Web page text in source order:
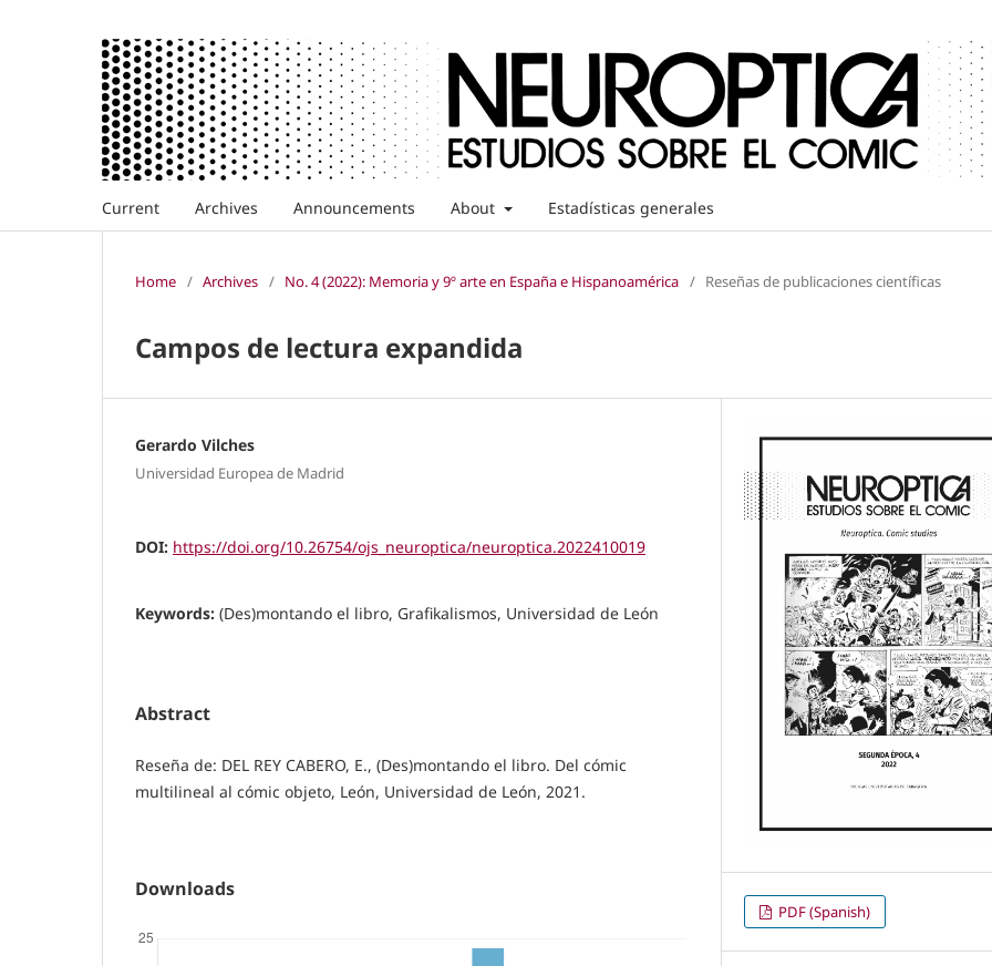
Current Archives Announcements About Estadísticas generales
Home / Archives / No. 4 (2022): Memoria y 9º arte en España e Hispanoamérica / Reseñas de publicaciones científicas
Campos de lectura expandida
Gerardo Vilches
Universidad Europea de Madrid
DOI: https://doi.org/10.26754/ojs_neuroptica/neuroptica.2022410019
Keywords: (Des)montando el libro, Grafikalismos, Universidad de León
Abstract
Reseña de: DEL REY CABERO, E., (Des)montando el libro. Del cómic
multilineal al cómic objeto, León, Universidad de León, 2021.
Downloads
PDF (Spanish)